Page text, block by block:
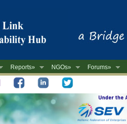
Reports» NGOs» Forums»